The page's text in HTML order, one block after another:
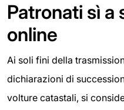
Patronati sì a
online
Ai soli fini della
dichiarazioni di
volture catastali, si